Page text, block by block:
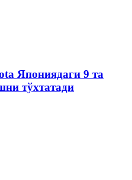
Япониядаги 9 та
тўхтатади